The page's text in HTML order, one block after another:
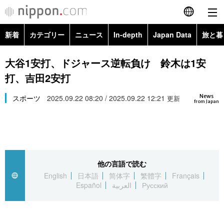
English
简体字
Русский
カテゴリー
経済・ビジネス
国際
トップ
アーカイブ
In-depth
Japan Data
新着 カテゴリー ニュース In-depth Japan Data 旅と
政治・外交
経済・ビジネス
Topics
大谷1安打、ドジャース逆転負け 鈴木は1安
打、吉田2安打
News
from Japan
スポーツ 2025.09.22 08:20 / 2025.09.22 12:21 更新
他の言語で読む
English
日本語 简体字 繁體字
Français
Español
العربية Русский